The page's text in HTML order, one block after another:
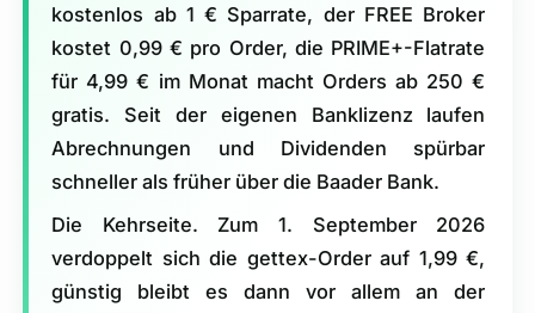
kostenlos ab 1 € Sparrate, der FREE Broker
kostet 0,99 € pro Order, die PRIME+-Flatrate
für 4,99 € im Monat macht Orders ab 250 €
gratis. Seit der eigenen Banklizenz laufen
Abrechnungen und Dividenden spürbar
schneller als früher über die Baader Bank.
Die Kehrseite. Zum 1. September 2026
verdoppelt sich die gettex-Order auf 1,99 €,
günstig bleibt es dann vor allem an der